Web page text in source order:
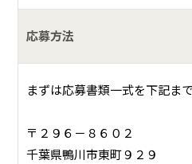
応募方法
まずは応募書類一式を下記ま
〒２９６－８６０２
千葉県鴨川市東町９２９